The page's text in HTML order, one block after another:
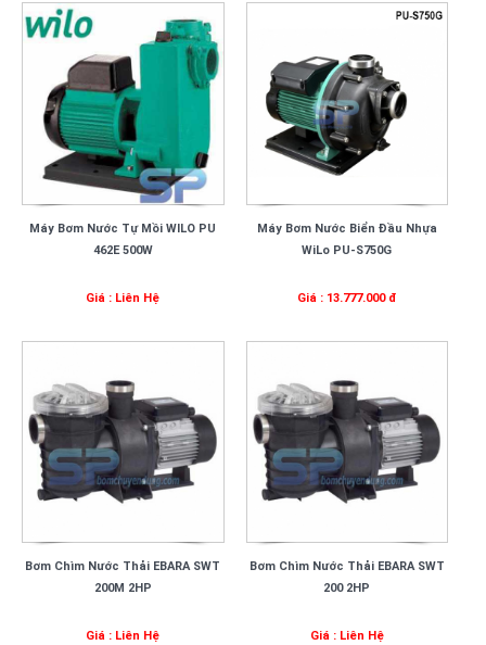
Máy Bơm Nước Tự Mồi WILO PU
462E 500W
Giá : Liên Hệ
Máy Bơm Nước Biển Đầu Nhựa
WiLo PU-S750G
Giá : 13.777.000 đ
Bơm Chìm Nước Thải EBARA SWT
200M 2HP
Giá : Liên Hệ
Bơm Chìm Nước Thải EBARA SWT
200 2HP
Giá : Liên Hệ